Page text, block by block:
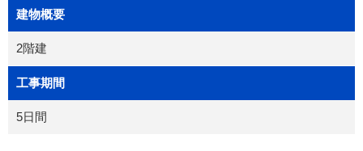
建物概要
2階建
工事期間
5日間